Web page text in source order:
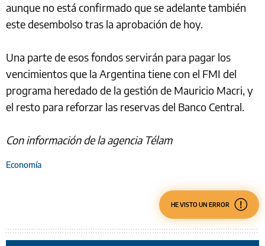
aunque no está confirmado que se adelante también
este desembolso tras la aprobación de hoy.
Una parte de esos fondos servirán para pagar los
vencimientos que la Argentina tiene con el FMI del
programa heredado de la gestión de Mauricio Macri, y
el resto para reforzar las reservas del Banco Central.
Con información de la agencia Télam
Economía
HE VISTO UN ERROR